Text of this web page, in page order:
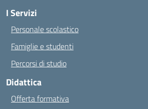
I Servizi
Personale scolastico
Famiglie e studenti
Percorsi di studio
Didattica
Offerta formativa